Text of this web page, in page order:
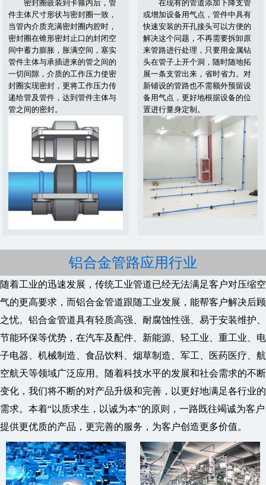
密封圈嵌装到卡箍内后，管
件主体尺寸形状与密封圈一致，
当管内介质充满密封圈内腔时，
密封圈在锥形密封止口的封闭空
间中蓄力膨胀，胀满空间，塞实
管件主体与承插进来的管之间的
一切间隙，介质的工作压力使密
封圈实现密封，更将工作压力传
递给管及管件，达到管件主体与
管之间的密封。
在现有的管道添加下降支管
或增加设备用气点，管件中具有
快速安装的开孔接头可以方便的
解决这个问题，不再需要拆卸原
来管路进行处理，只要用金属钻
头在管子上开个洞，随时随地拓
展一条支管出来，省时省力。对
新铺设的管路也不需额外预留设
备用气点，更好地根据设备的位
置进行量身定制。
铝合金管路应用行业
随着工业的迅速发展，传统工业管道已经无法满足客户对压缩空
气的更高要求，而铝合金管道跟随工业发展，能帮客户解决后顾
之忧。铝合金管道具有轻质高强、耐腐蚀性强、易于安装维护、
节能环保等优势，在汽车及配件、新能源、轻工业、重工业、电
子电器、机械制造、食品饮料、烟草制造、军工、医药医疗、航
空航天等领域广泛应用。随着科技水平的发展和社会需求的不断
变化，我们将不断的对产品升级和完善，以更好地满足各行业的
需求。本着“以质求生，以诚为本”的原则，一路既往竭诚为客户
提供更优质的产品，更完善的服务，为客户创造更多价值。